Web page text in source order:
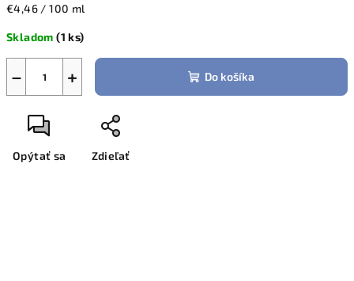
Jednotková
€4,46 / 100 ml
Skladom(1 ks)
+
− Do košíka
Opýtať sa Zdieľať